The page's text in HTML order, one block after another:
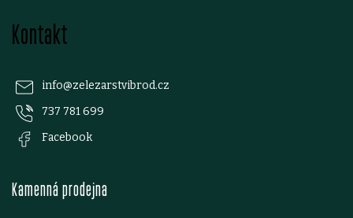
Kontakt
info@zelezarstvibrod.cz
737 781 699
Facebook
Kamenná prodejna